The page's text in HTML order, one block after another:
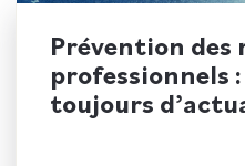
Prévention des
professionnels
toujours